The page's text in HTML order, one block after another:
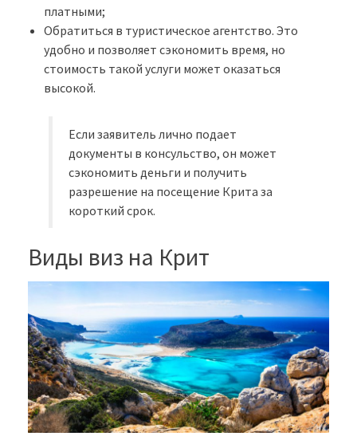
платными;
Обратиться в туристическое агентство. Это
удобно и позволяет сэкономить время, но
стоимость такой услуги может оказаться
высокой.
Если заявитель лично подает
документы в консульство, он может
сэкономить деньги и получить
разрешение на посещение Крита за
короткий срок.
Виды виз на Крит